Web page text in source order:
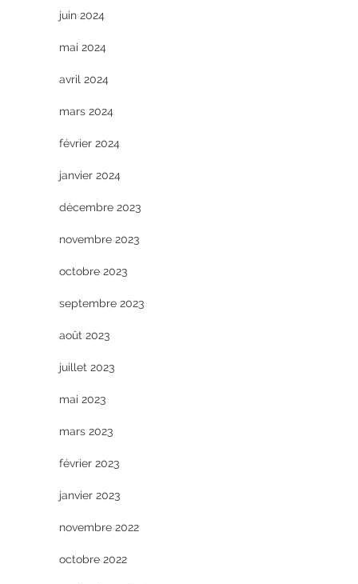
juin 2024
mai 2024
avril 2024
mars 2024
février 2024
janvier 2024
décembre 2023
novembre 2023
octobre 2023
septembre 2023
août 2023
juillet 2023
mai 2023
mars 2023
février 2023
janvier 2023
novembre 2022
octobre 2022